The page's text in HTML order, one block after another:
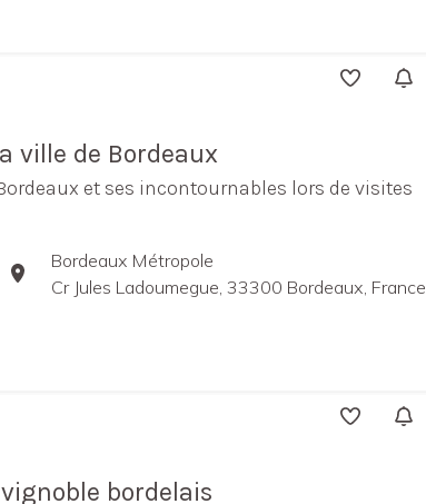
ville de Bordeaux
et ses incontournables lors de visites
Bordeaux Métropole
Cr Jules Ladoumegue, 33300 Bordeaux, France
bordelais